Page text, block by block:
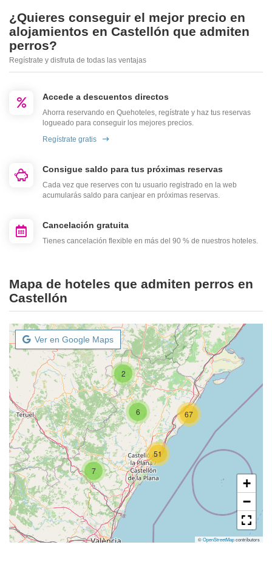
¿Quieres conseguir el mejor precio en
alojamientos en Castellón que admiten
perros?
Regístrate y disfruta de todas las ventajas
Accede a descuentos directos
Ahorra reservando en Quehoteles, regístrate y haz tus reservas
logueado para conseguir los mejores precios.
Regístrate gratis
Consigue saldo para tus próximas reservas
Cada vez que reserves con tu usuario registrado en la web
acumularás saldo para canjear en próximas reservas.
Cancelación gratuita
Tienes cancelación flexible en más del 90 % de nuestros hoteles.
Mapa de hoteles que admiten perros en
Castellón
Ver en Google Maps
2
7
6 67
51
+
−
©OpenStreetMapcontributors